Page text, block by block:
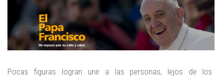
Pocas figuras logran unir a las personas, lejos de los